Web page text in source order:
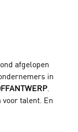
afgelopen
in
.
talent. En